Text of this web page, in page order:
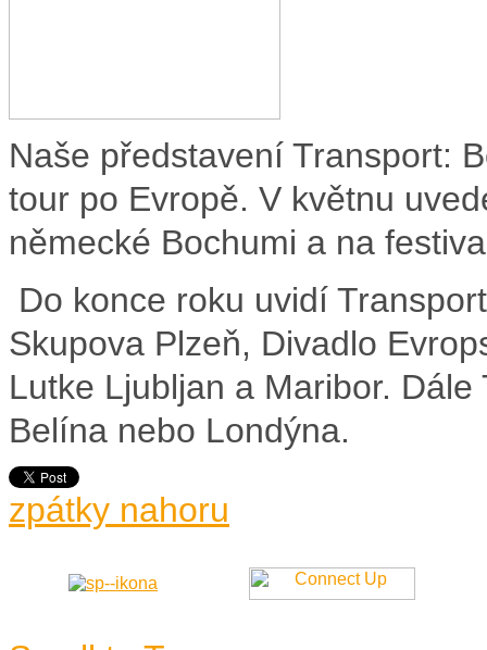
Naše představení Transport:
tour po Evropě. V květnu
německé Bochumi a na
Do konce roku uvidí
Skupova Plzeň, Divadlo
Lutke Ljubljan a Maribor.
Belína nebo Londýna.
zpátky nahoru